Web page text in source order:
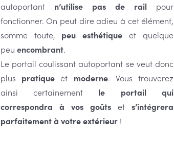
autoportant n’utilise pas de rail pour
fonctionner. On peut dire adieu à cet élément,
somme toute, peu esthétique et quelque
peu encombrant.
Le portail coulissant autoportant se veut donc
plus pratiqueet moderne. Vous trouverez
ainsi certainement le portail qui
correspondra à vos goûts ets’intégrera
parfaitement à votre extérieur!